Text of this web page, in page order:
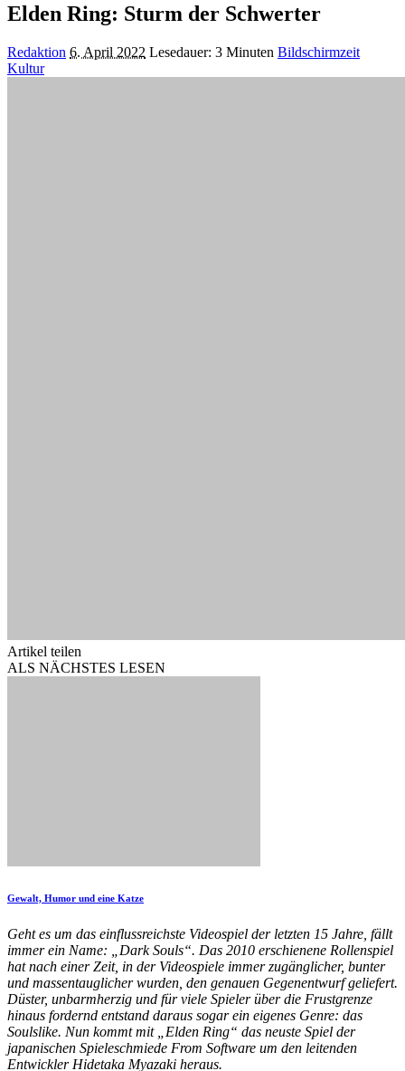
Elden Ring: Sturm der Schwerter
Posted
by
Redaktion 6. April 2022 Lesedauer: 3 Minuten Bildschirmzeit
Kultur
Artikel teilen
ALS NÄCHSTES LESEN
Gewalt, Humor und eine Katze
Geht es um das einflussreichste Videospiel der letzten 15 Jahre, fällt
immer ein Name: „Dark Souls“. Das 2010 erschienene Rollenspiel
hat nach einer Zeit, in der Videospiele immer zugänglicher, bunter
und massentauglicher wurden, den genauen Gegenentwurf geliefert.
Düster, unbarmherzig und für viele Spieler über die Frustgrenze
hinaus fordernd entstand daraus sogar ein eigenes Genre: das
Soulslike. Nun kommt mit „Elden Ring“ das neuste Spiel der
japanischen Spieleschmiede From Software um den leitenden
Entwickler Hidetaka Myazaki heraus.